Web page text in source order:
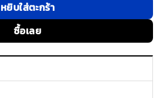
หยิบใส่ตะกร้า
ซื้อเลย